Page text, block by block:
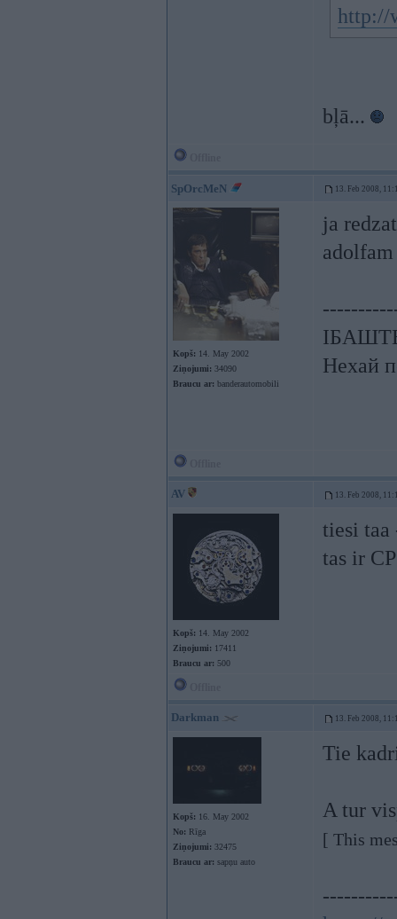
http://
bļā...
SpOrcMeN 13. Feb 2008,
Kopš: 14. May 2002
Ziņojumi: 34090
Braucu ar: banderautomobili
ja
Нехай
AV 13. Feb 2008,
Kopš: 14. May 2002
Ziņojumi: 17411
Braucu ar: 500
tiesi
tas ir
Darkman 13. Feb 2008,
Kopš: 16. May 2002
No: Rīga
Ziņojumi: 32475
Braucu ar: sapņu auto
Tie
A tur
[ This